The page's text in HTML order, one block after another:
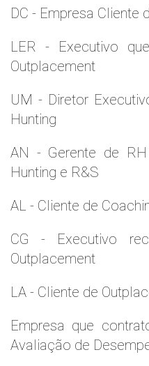
DC - Empresa Cliente
LER - Executivo
Outplacement
UM - Diretor
Hunting
AN - Gerente de
Hunting e R&S
AL - Cliente de
CG - Executivo
Outplacement
LA - Cliente de
Empresa que
Avaliação de